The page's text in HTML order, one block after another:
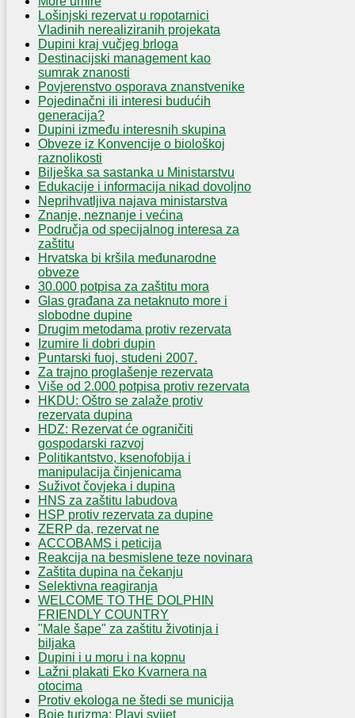
Lošinjski rezervat u ropotarnici
Vladinih nerealiziranih projekata
Dupini kraj vučjeg brloga
Destinacijski management kao
sumrak znanosti
Povjerenstvo osporava znanstvenike
Pojedinačni ili interesi budućih
generacija?
Dupini između interesnih skupina
Obveze iz Konvencije o biološkoj
raznolikosti
Bilješka sa sastanka u Ministarstvu
Edukacije i informacija nikad dovoljno
Neprihvatljiva najava ministarstva
Znanje, neznanje i većina
Područja od specijalnog interesa za
zaštitu
Hrvatska bi kršila međunarodne
obveze
30.000 potpisa za zaštitu mora
Glas građana za netaknuto more i
slobodne dupine
Drugim metodama protiv rezervata
Izumire li dobri dupin
Puntarski fuoj, studeni 2007.
Za trajno proglašenje rezervata
Više od 2.000 potpisa protiv rezervata
HKDU: Oštro se zalaže protiv
rezervata dupina
HDZ: Rezervat će ograničiti
gospodarski razvoj
Politikantstvo, ksenofobija i
manipulacija činjenicama
Suživot čovjeka i dupina
HNS za zaštitu labudova
HSP protiv rezervata za dupine
ZERP da, rezervat ne
ACCOBAMS i peticija
Reakcija na besmislene teze novinara
Zaštita dupina na čekanju
Selektivna reagiranja
WELCOME TO THE DOLPHIN
FRIENDLY COUNTRY
"Male šape" za zaštitu životinja i
biljaka
Dupini i u moru i na kopnu
Lažni plakati Eko Kvarnera na
otocima
Protiv ekologa ne štedi se municija
Boje turizma: Plavi svijet